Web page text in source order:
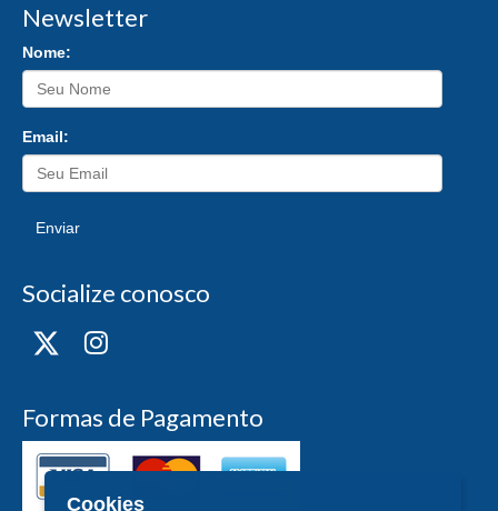
Newsletter
Nome:
Email:
Enviar
Socialize conosco
Formas de Pagamento
Cookies